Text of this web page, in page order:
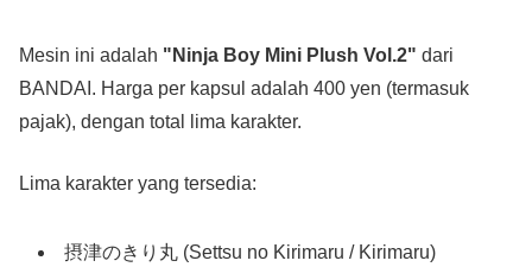
Mesin ini adalah "Ninja Boy Mini Plush Vol.2" dari
BANDAI. Harga per kapsul adalah 400 yen (termasuk
pajak), dengan total lima karakter.
Lima karakter yang tersedia:
摂津のきり丸 (Settsu no Kirimaru / Kirimaru)